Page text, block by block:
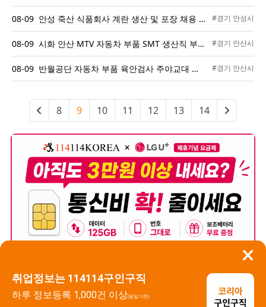
×
취업정보는 114114구인구직
하루 정보등록 1,000건 이상(평일기준)
08-09 안성 죽산 식품회사 계란 생산 및 포장 채용 F비자 가능 기숙사 제공 #경기 안성시
08-09 시화 안산 MTV 자동차 부품 SMT 생산직 부서별 모집 성별무관 #경기 안산시
08-09 반월공단 자동차 부품 육안검사 주야교대 남성 모집 장기근무 환영 #경기 안산시
8 9 10 11 12 13 14